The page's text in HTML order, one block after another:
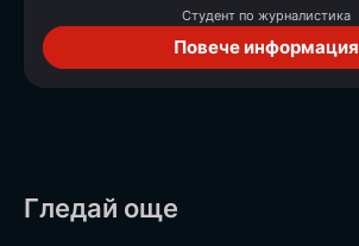
Студент по журналистика
Повече информация
Гледай още